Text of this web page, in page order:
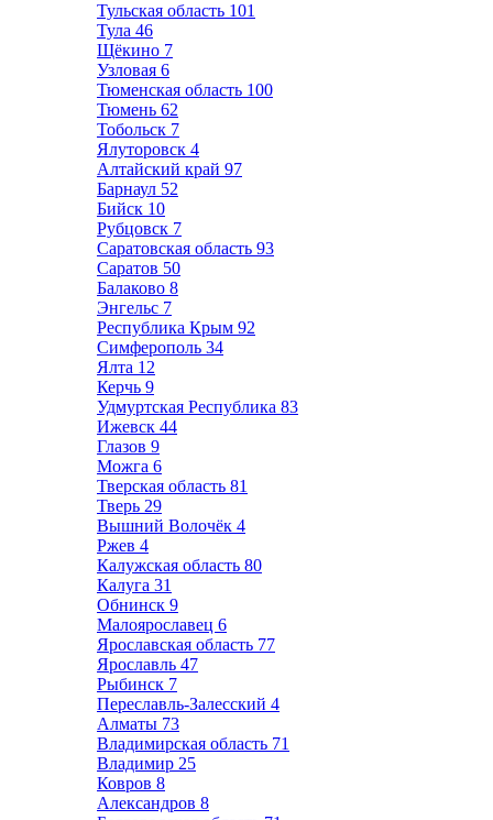
Тульская область 101
Тула 46
Щёкино 7
Узловая 6
Тюменская область 100
Тюмень 62
Тобольск 7
Ялуторовск 4
Алтайский край 97
Барнаул 52
Бийск 10
Рубцовск 7
Саратовская область 93
Саратов 50
Балаково 8
Энгельс 7
Республика Крым 92
Симферополь 34
Ялта 12
Керчь 9
Удмуртская Республика 83
Ижевск 44
Глазов 9
Можга 6
Тверская область 81
Тверь 29
Вышний Волочёк 4
Ржев 4
Калужская область 80
Калуга 31
Обнинск 9
Малоярославец 6
Ярославская область 77
Ярославль 47
Рыбинск 7
Переславль-Залесский 4
Алматы 73
Владимирская область 71
Владимир 25
Ковров 8
Александров 8